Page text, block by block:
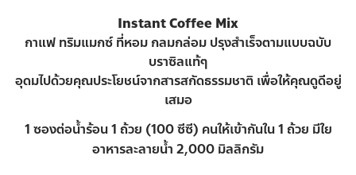
Instant Coffee Mix
กาแฟ ทริมแมกซ์ ที่หอม กลมกล่อม ปรุงสำเร็จตามแบบฉบับ
บราซิลแท้ๆ
อุดมไปด้วยคุณประโยชน์จากสารสกัดธรรมชาติ เพื่อให้คุณดูดีอยู่
เสมอ
1 ซองต่อน้ำร้อน 1 ถ้วย (100 ซีซี) คนให้เข้ากันใน 1 ถ้วย มีใย
อาหารละลายน้ำ 2,000 มิลลิกรัม